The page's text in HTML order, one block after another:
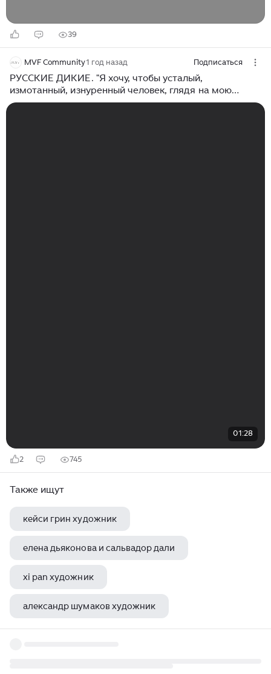
39
MVF Community1 год назад Подписаться
РУССКИЕ ДИКИЕ. "Я хочу, чтобы усталый,
измотанный, изнуренный человек, глядя на мою
живопись, вкусил отдых и покой". Анри Матисс
01:28
2 745
Также ищут
кейси грин художник
елена дьяконова и сальвадор дали
xi pan художник
александр шумаков художник